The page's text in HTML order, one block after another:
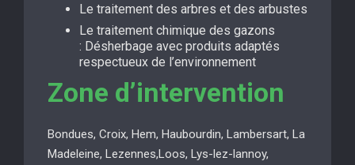
Le traitement des arbres et des arbustes
Le traitement chimique des gazons
: Désherbage avec produits adaptés
respectueux de l’environnement
Zone d’intervention
Bondues, Croix, Hem, Haubourdin, Lambersart, La
Madeleine, Lezennes,Loos, Lys-lez-lannoy,